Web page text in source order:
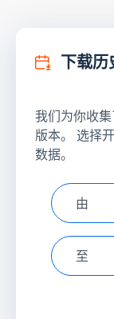
下载历
我们为你收
版本。 选择
数据。
选择
由
选择
至